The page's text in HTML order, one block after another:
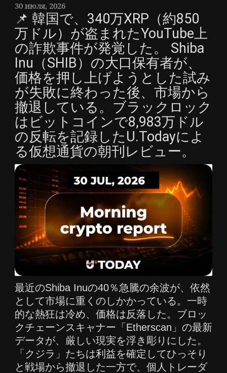
30 июля, 2026
📌 韓国で、340万XRP（約850
万ドル）が盗まれたYouTube上
の詐欺事件が発覚した。 Shiba
Inu（SHIB）の大口保有者が、
価格を押し上げようとした試み
が失敗に終わった後、市場から
撤退している。ブラックロック
はビットコインで8,983万ドル
の反転を記録したU.Todayによ
る仮想通貨の朝刊レビュー。
最近のShiba Inuの40％急騰の余波が、依然
として市場に重くのしかかっている。一時
的な熱狂は冷め、価格は反落した。ブロッ
クチェーンスキャナー「Etherscan」の最新
データが、厳しい現実を浮き彫りにした。
「クジラ」たちは利益を確定してひっそり
と戦場から撤退した一方で、個人トレーダ